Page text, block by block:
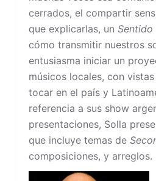
cerrados, el compartir
que explicarlas, un Sentido
cómo transmitir nuestros
entusiasma iniciar un
músicos locales, con
tocar en el país y
referencia a sus show
presentaciones, Solla
que incluye temas de
composiciones, y arreglos.